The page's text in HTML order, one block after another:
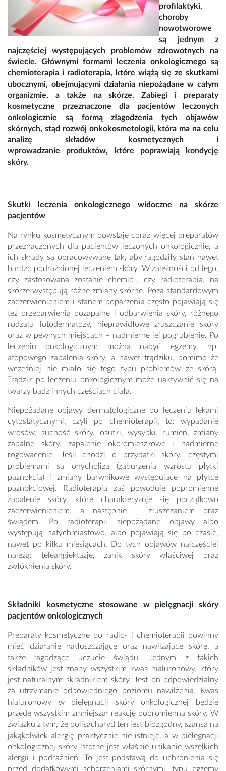
profilaktyki,
choroby
nowotworowe
są jednym z
najczęściej występujących problemów zdrowotnych na
świecie. Głównymi formami leczenia onkologicznego są
chemioterapia i radioterapia, które wiążą się ze skutkami
ubocznymi, obejmującymi działania niepożądane w całym
organizmie, a także na skórze. Zabiegi i preparaty
kosmetyczne przeznaczone dla pacjentów leczonych
onkologicznie są formą złagodzenia tych objawów
skórnych, stąd rozwój onkokosmetologii, która ma na celu
analizę składów kosmetycznych i
wprowadzanie produktów, które poprawiają kondycję
skóry.
Skutki leczenia onkologicznego widoczne na skórze
pacjentów
Na rynku kosmetycznym powstaje coraz więcej preparatów
przeznaczonych dla pacjentów leczonych onkologicznie, a
ich składy są opracowywane tak, aby łagodziły stan nawet
bardzo podrażnionej leczeniem skóry. W zależności od tego,
czy zastosowana zostanie chemio-, czy radioterapia, na
skórze występują różne zmiany skórne. Poza standardowym
zaczerwienieniem i stanem poparzenia często pojawiają się
też przebarwienia pozapalne i odbarwienia skóry, różnego
rodzaju fotodermatozy, nieprawidłowe złuszczanie skóry
oraz w pewnych miejscach – nadmierne jej pogrubienie. Po
leczeniu onkologicznym można nabyć egzemy, np.
atopowego zapalenia skóry, a nawet trądziku, pomimo że
wcześniej nie miało się tego typu problemów ze skórą.
Trądzik po leczeniu onkologicznym może uaktywnić się na
twarzy bądź innych częściach ciała.
Niepożądane objawy dermatologiczne po leczeniu lekami
cytostatycznymi, czyli po chemioterapii, to: wypadanie
włosów, suchość skóry, osutki, wysypki, rumień, zmiany
zapalne skóry, zapalenie okołomieszkowe i nadmierne
rogowacenie. Jeśli chodzi o przydatki skóry, częstymi
problemami są onycholiza (zaburzenia wzrostu płytki
paznokcia) i zmiany barwnikowe występujące na płytce
paznokciowej. Radioterapia zaś powoduje popromienne
zapalenie skóry, które charakteryzuje się początkowo
zaczerwienieniem, a następnie – złuszczaniem oraz
świądem. Po radioterapii niepożądane objawy albo
występują natychmiastowo, albo pojawiają się po czasie,
nawet po kilku miesiącach. Do tych objawów najczęściej
należą: teleangiektazje, zanik skóry właściwej oraz
zwłóknienia skóry.
Składniki kosmetyczne stosowane w pielęgnacji skóry
pacjentów onkologicznych
Preparaty kosmetyczne po radio- i chemioterapii powinny
mieć działanie natłuszczające oraz nawilżające skórę, a
także łagodzące uczucie świądu. Jednym z takich
składników jest znany wszystkim
kwas hialuronowy, który
jest naturalnym składnikiem skóry. Jest on odpowiedzialny
za utrzymanie odpowiedniego poziomu nawilżenia. Kwas
hialuronowy w pielęgnacji skóry onkologicznej będzie
przede wszystkim zmniejszał reakcję popromienną skóry. W
związku z tym, że polisacharyd ten jest biozgodny, szansa na
jakąkolwiek alergię praktycznie nie istnieje, a w pielęgnacji
onkologicznej skóry istotne jest właśnie unikanie wszelkich
alergii i podrażnień. To jest podstawą do uchronienia się
przed dodatkowymi schorzeniami skórnymi, typu egzemy